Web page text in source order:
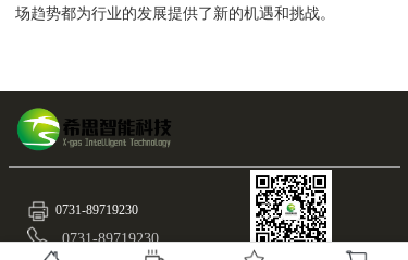
场趋势都为行业的发展提供了新的机遇和挑战。
0731-89719230
0731-89719230